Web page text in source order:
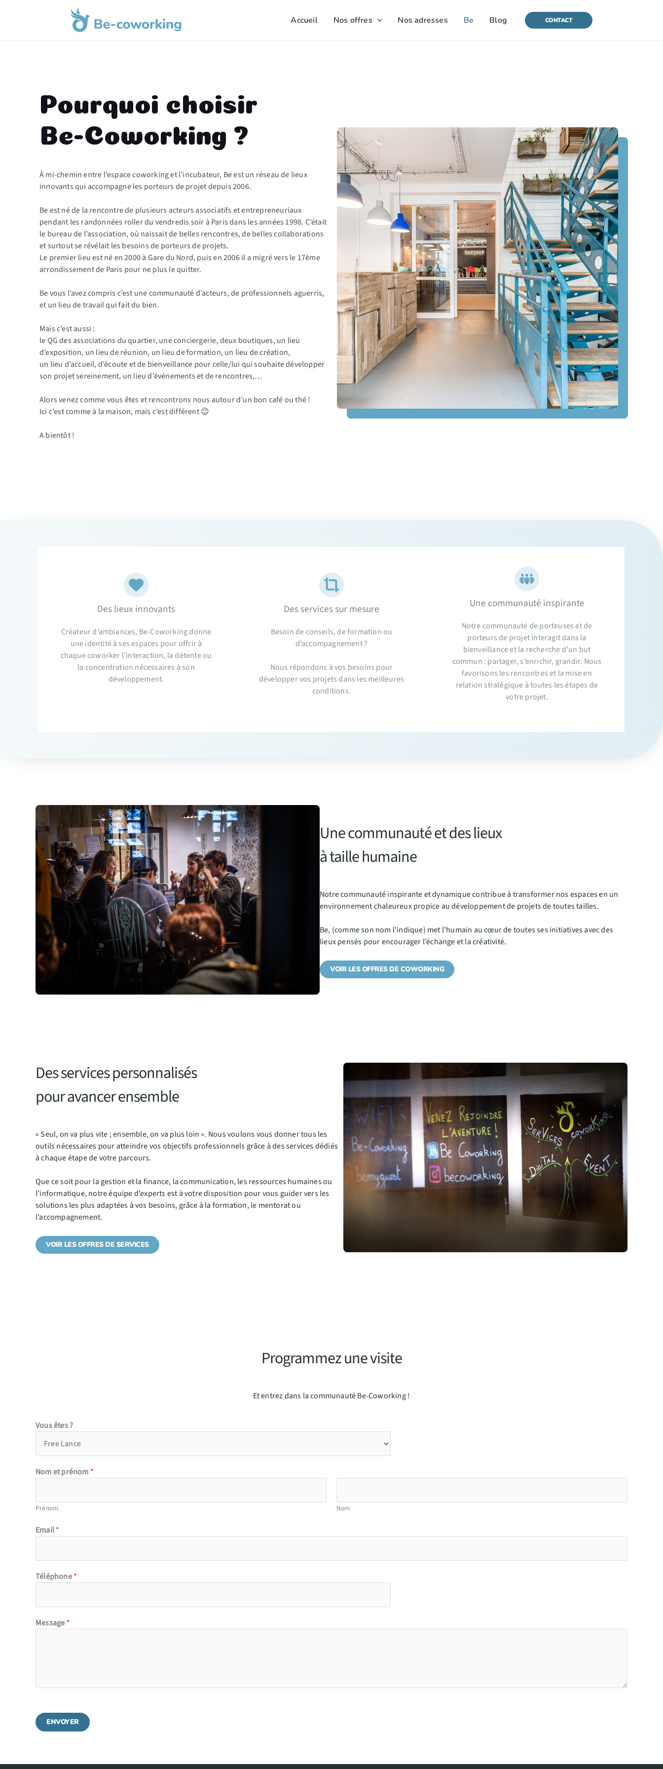
Accueil Nos offres Nos adresses Be Blog CONTACT
Pourquoi choisir
Be-Coworking ?
À mi-chemin entre l’espace coworking et l’incubateur, Be est un réseau de lieux
innovants qui accompagne les porteurs de projet depuis 2006.
Be est né de la rencontre de plusieurs acteurs associatifs et entrepreneuriaux
pendant les randonnées roller du vendredis soir à Paris dans les années 1998. C’était
le bureau de l’association, où naissait de belles rencontres, de belles collaborations
et surtout se révélait les besoins de porteurs de projets.
Le premier lieu est né en 2000 à Gare du Nord, puis en 2006 il a migré vers le 17ème
arrondissement de Paris pour ne plus le quitter.
Be vous l’avez compris c’est une communauté d’acteurs, de professionnels aguerris,
et un lieu de travail qui fait du bien.
Mais c’est aussi :
le QG des associations du quartier, une conciergerie, deux boutiques, un lieu
d’exposition, un lieu de réunion, un lieu de formation, un lieu de création,
un lieu d’accueil, d’écoute et de bienveillance pour celle/lui qui souhaite développer
son projet sereinement, un lieu d’événements et de rencontres,…
Alors venez comme vous êtes et rencontrons nous autour d’un bon café ou thé !
Ici c’est comme à la maison, mais c’est différent 😉
A bientôt !
Des lieux innovants
Créateur d’ambiances, Be-Coworking donne
une identité à ses espaces pour offrir à
chaque coworker l’interaction, la détente ou
la concentration nécessaires à son
développement.
Des services sur mesure
Besoin de conseils, de formation ou
d’accompagnement ?
Nous répondons à vos besoins pour
développer vos projets dans les meilleures
conditions.
Une communauté inspirante
Notre communauté de porteuses et de
porteurs de projet interagit dans la
bienveillance et la recherche d’un but
commun : partager, s’enrichir, grandir. Nous
favorisons les rencontres et la mise en
relation stratégique à toutes les étapes de
votre projet.
Une communauté et des lieux
à taille humaine
Notre communauté inspirante et dynamique contribue à transformer nos espaces en un
environnement chaleureux propice au développement de projets de toutes tailles.
Be, (comme son nom l’indique) met l’humain au cœur de toutes ses initiatives avec des
lieux pensés pour encourager l’échange et la créativité.
VOIR LES OFFRES DE COWORKING
Des services personnalisés
pour avancer ensemble
« Seul, on va plus vite ; ensemble, on va plus loin ». Nous voulons vous donner tous les
outils nécessaires pour atteindre vos objectifs professionnels grâce à des services dédiés
à chaque étape de votre parcours.
Que ce soit pour la gestion et la finance, la communication, les ressources humaines ou
l’informatique, notre équipe d’experts est à votre disposition pour vous guider vers les
solutions les plus adaptées à vos besoins, grâce à la formation, le mentorat ou
l’accompagnement.
VOIR LES OFFRES DE SERVICES
Programmez une visite
Et entrez dans la communauté Be-Coworking !
Vous êtes ?
Nom et prénom *
Prénom Nom
Email*
Téléphone*
Message *
ENVOYER